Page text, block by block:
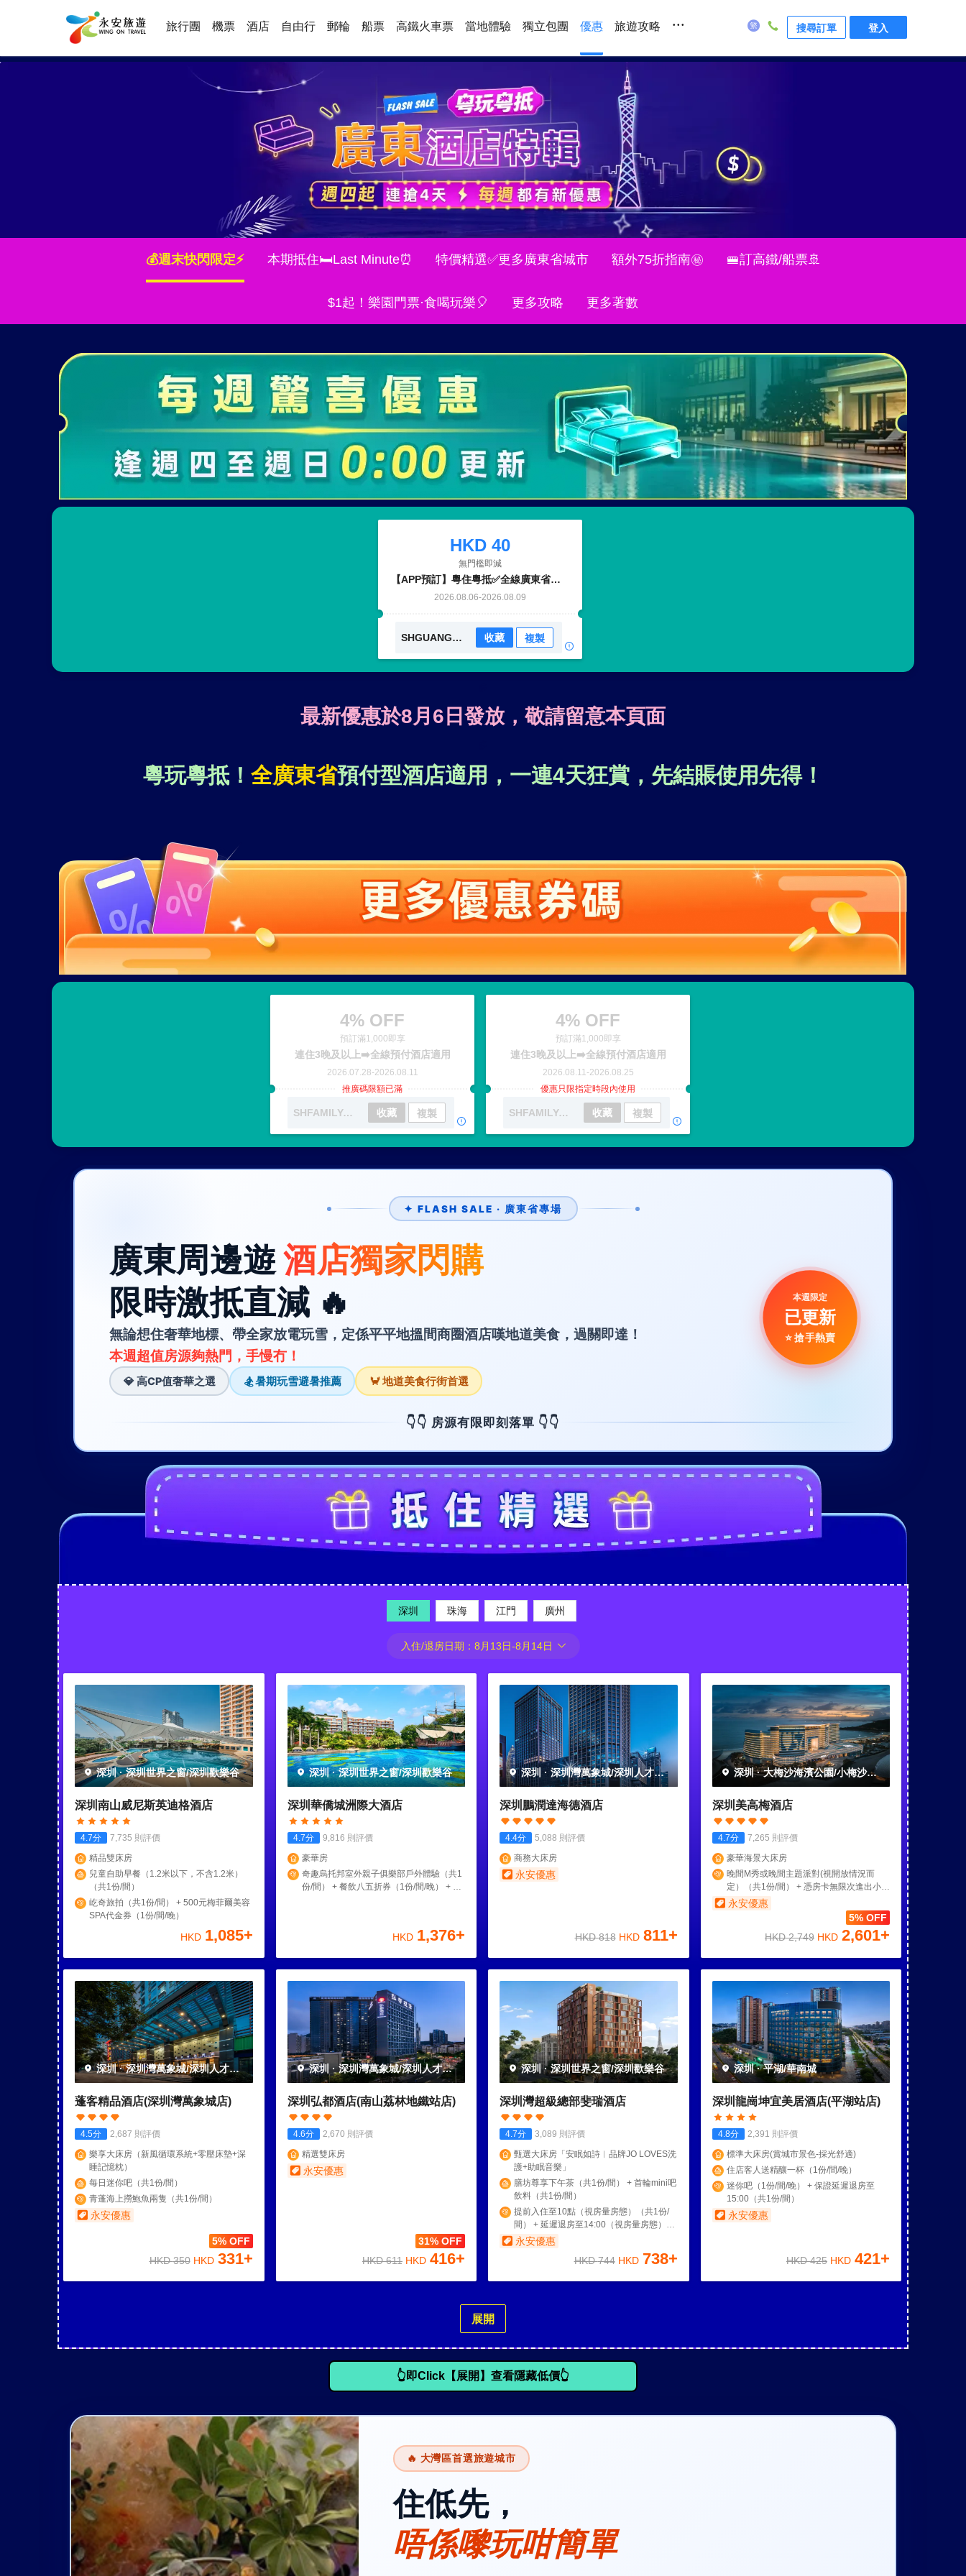
旅行團 機票 酒店 自由行 郵輪 船票 高鐵火車票 當地體驗 獨立包團 優惠 旅遊攻略 ... 搜尋訂單 登入
💰週末快閃限定⚡ 本期抵住🛏️Last Minute⏰ 特價精選✅更多廣東省城市 額外75折指南㊙ 🚝訂高鐵/船票🚢
$1起！樂園門票·食喝玩樂🎈 更多攻略 更多著數
HKD 40
無門檻即減
【APP預訂】粵住粵抵✅全線廣東省預付酒店適用
2026.08.06-2026.08.09
SHGUANGDONG0806 收藏 複製
最新優惠於8月6日發放，敬請留意本頁面
粵玩粵抵！ 全廣東省預付型酒店適用，一連4天狂賞，先結賬使用先得！
4% OFF
預訂滿1,000即享
連住3晚及以上➡️全線預付酒店適用
2026.07.28-2026.08.11
推廣碼限額已滿
SHFAMILYAUG01 收藏 複製
4% OFF
預訂滿1,000即享
連住3晚及以上➡️全線預付酒店適用
2026.08.11 -2026.08.25
優惠只限指定時段內使用
SHFAMILYAUG02 收藏 複製
✦ FLASH SALE · 廣東省專場
廣東周邊遊酒店獨家閃購
限時激抵直減 🔥
無論想住奢華地標、帶全家放電玩雪，定係平平地搵間商圈酒店嘆地道美食，過關即達！
本週超值房源夠熱門，手慢冇！
💎 高CP值奢華之選 🏂 暑期玩雪避暑推薦 🦀 地道美食行街首選
本週限定
已更新
⭐ 搶手熱賣
👇👇 房源有限即刻落單 👇👇
深圳 珠海 江門 廣州
入住/退房日期： 8月13日-8月14日
深圳·深圳世界之窗/深圳歡樂谷
深圳南山威尼斯英迪格酒店
4.7分 7,735 則評價
精品雙床房
兒童自助早餐（1.2米以下，不含1.2米）
（共1份/間）
屹奇旅拍（共1份/間） + 500元梅菲爾美容
SPA代金券（1份/間/晚）
HKD 1,085+
深圳·深圳世界之窗/深圳歡樂谷
深圳華僑城洲際大酒店
4.7分 9,816 則評價
豪華房
奇趣烏托邦室外親子俱樂部戶外體驗（共1
份/間） + 餐飲八五折券（1份/間/晚） + 尊
HKD 1,376+
深圳 · 深圳灣萬象城/深圳人才公
園
深圳鵬潤達海德酒店
4.4分 5,088 則評價
商務大床房
永安優惠
HKD818 HKD 811+
深圳·大梅沙海濱公園/小梅沙海
濱樂園
深圳美高梅酒店
4.7分 7,265 則評價
豪華海景大床房
晚間M秀或晚間主題派對(視開放情況而
定）（共1份/間） + 憑房卡無限次進出小梅
沙海濱樂園（1份/間/晚） + 安漫旅拍 專業
旅拍（共1份/間）
永安優惠
5% OFF
HKD2,749 HKD 2,601+
深圳·深圳灣萬象城/深圳人才公
園
蓬客精品酒店(深圳灣萬象城店)
4.5分 2,687 則評價
樂享大床房（新風循環系統+零壓床墊+深
睡記憶枕）
每日迷你吧（共1份/間）
青蓬海上撈鮑魚兩隻（共1份/間）
永安優惠
5% OFF
HKD350 HKD 331+
深圳·深圳灣萬象城/深圳人才公
園
深圳弘都酒店(南山荔林地鐵站店)
4.6分 2,670 則評價
精選雙床房
永安優惠
31% OFF
HKD611 HKD 416+
深圳·深圳世界之窗/深圳歡樂谷
深圳灣超級總部斐瑞酒店
4.7分 3,089 則評價
甄選大床房「安眠如詩︱品牌JO LOVES洗
護+助眠音樂」
膳坊尊享下午茶（共1份/間） + 首輪mini吧
飲料（共1份/間）
提前入住至10點（視房量房態）（共1份/
間） + 延遲退房至14:00（視房量房態）
（共1份/間）
永安優惠
HKD744 HKD 738+
深圳·平湖/華南城
深圳龍崗坤宜美居酒店(平湖站店)
4.8分 2,391 則評價
標準大床房(賞城市景色-採光舒適)
住店客人送精釀一杯（1份/間/晚）
迷你吧（1份/間/晚） + 保證延遲退房至
15:00（共1份/間）
永安優惠
HKD425 HKD 421+
展開
👆即Click【展開】查看隱藏低價👆
🔥 大灣區首選旅遊城市
住低先，
唔係嚟玩咁簡單